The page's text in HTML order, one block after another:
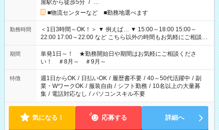
屋駅から徒歩5分 / …
■物流センターなど ■勤務地選べます
勤務時間
＜1日3時間～OK！＞ ▼ 例えば… ▼ 15:00～18:00 15:00～
22:00 17:00～22:00 など こちら以外の時間もお気軽にご相談く
ださい！
期間
単発1日～！ ★勤務開始日や期間はお気軽にご相談くださ
い！ ＃8月～ ＃9月～
特徴 週1日からOK / 日払いOK / 履歴書不要 / 40～50代活躍中 / 副
業・WワークOK / 服装自由 / シフト勤務 / 10名以上の大量募
集 / 電話対応なし / パソコンスキル不要
気になる！ 応募する 詳細へ